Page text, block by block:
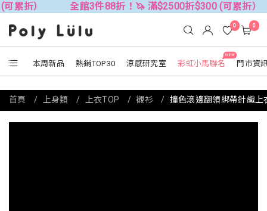
全館3件88折！🦄 滿$2500折$300 (可累折） 全館3
本周新品 熱銷TOP30 涼感研究室
NEW
彩虹小馬聯名 門市資
0 0
首頁 上身類 上衣TOP 襯衫 撞色滾邊翻領綁帶針織上